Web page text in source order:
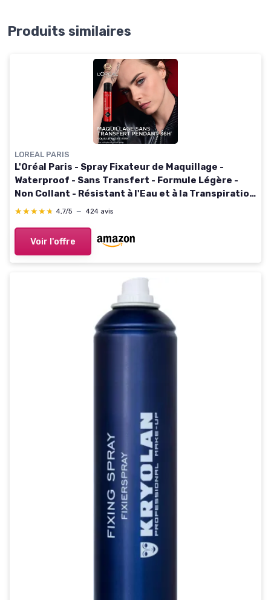
Produits similaires
LOREAL PARIS
L'Oréal Paris - Spray Fixateur de Maquillage -
Waterproof - Sans Transfert - Formule Légère -
Non Collant - Résistant à l'Eau et à la Transpiration
- Tenue Jusqu'à 36h - Infaillible - Format XL 150 ml
★★★★★
★★★★★ 4,7/5 — 424 avis
Voir l'offre